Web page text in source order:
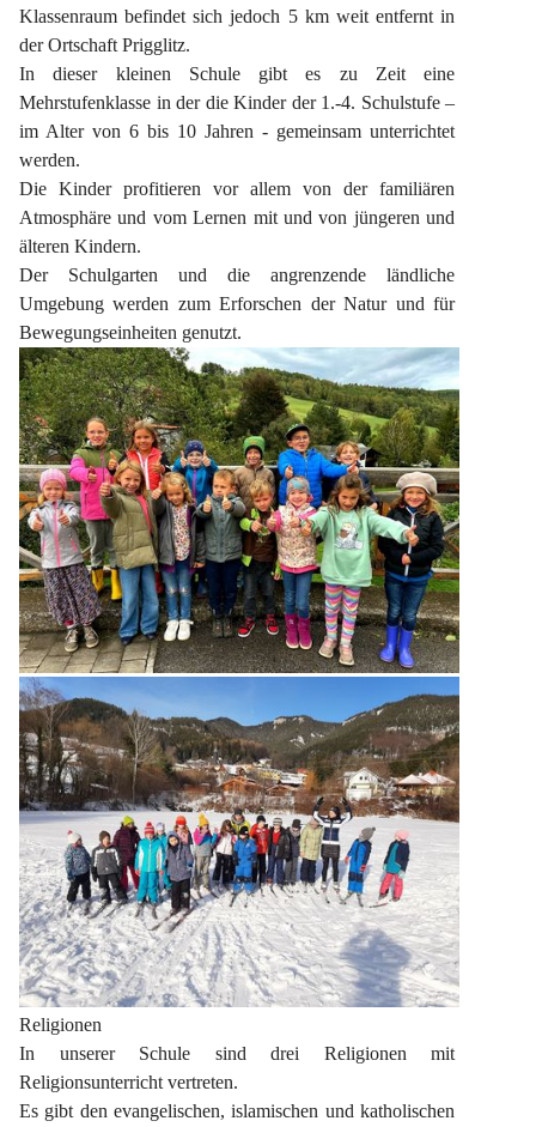
Klassenraum befindet sich jedoch 5 km weit entfernt in
der Ortschaft Prigglitz.
In dieser kleinen Schule gibt es zu Zeit eine
Mehrstufenklasse in der die Kinder der 1.-4. Schulstufe –
im Alter von 6 bis 10 Jahren - gemeinsam unterrichtet
werden.
Die Kinder profitieren vor allem von der familiären
Atmosphäre und vom Lernen mit und von jüngeren und
älteren Kindern.
Der Schulgarten und die angrenzende ländliche
Umgebung werden zum Erforschen der Natur und für
Bewegungseinheiten genutzt.
Religionen
In unserer Schule sind drei Religionen mit
Religionsunterricht vertreten.
Es gibt den evangelischen, islamischen und katholischen